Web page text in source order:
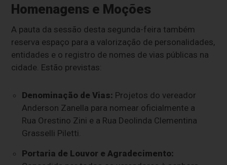
Homenagens e Moções
A pauta da sessão desta segunda-feira também
reserva espaço para a valorização de personalidades,
entidades e o registro de nomes de vias públicas na
cidade. Estão previstas:
Denominação de Vias: Projetos do vereador
Anderson Zanella para nomear oficialmente a
Rua Orestino Zini e a Rua Deolinda Clementina
Grasselli Piletti.
Portaria de Louvor e Agradecimento: